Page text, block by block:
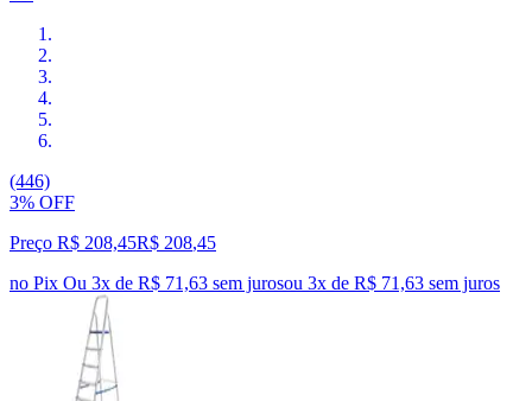
(446)
3% OFF
Preço R$ 208,45R$ 208,45
no Pix Ou 3x de R$ 71,63 sem jurosou 3x de R$ 71,63 sem juros